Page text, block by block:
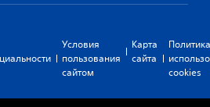
Условия
пользования
сайтом
Карта
сайта
Политика
cookies